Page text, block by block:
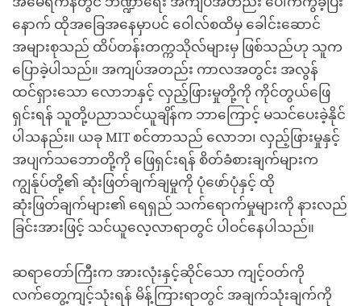
နောက် ထိုအခြေအနေမှာပင် ဝေါလ်စထိမှ ခေါင်းဆောင်
အများစုသည် ထိပ်တန်းတက္ကသိုလ်များမှ ဖြစ်သည်ဟု သူက
ပြောခဲ့ပါသည်။ အကျပ်အတည်း ကာလအတွင်း အလွန်
ထင်ရှားသော လောဘနှင့် လှည့်ဖြားမှုတို့ကို ကိုင်တွယ်ဖြေ
ရှင်းရန် သူတို့ပညာသင်ယူချိန်က ဘာကြောင့် မသင်ပေးခဲ့နိုင်
ပါသနည်း။ ယခု MIT စင်တာသည် လောဘ၊ လှည့်ဖြားမှုနှင့်
အပျက်သဘောတို့ကို ဖြေရှင်းရန် စိတ်ခံစားချက်များက
ကျွန်ုပ်တို့၏ ဆုံးဖြတ်ချက်ချမှုကို ပုံဖော်ပုံနှင့် ထို
ဆုံးဖြတ်ချက်များ၏ ရေရှည် သက်ရောက်မှုများကို နားလည်
ခြင်းအားဖြင့် သင်ယူလေ့လာရာတွင် ပါဝင်နေပါသည်။
ဆရာတော်ကြီးက အားလုံးနှင့်ဆိုင်သော ကျင့်ဝတ်ကို
လက်တွေ့ကျင့်သုံးရန် မိန့်ကြားရာတွင် အချက်သုံးချက်ကို